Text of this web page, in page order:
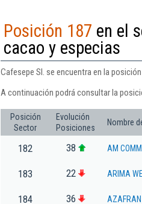
Posición 187 en el
cacao y especias
Cafesepe Sl. se encuentra en la
A continuación podrá consultar la
Posición
Sector
Evolución
Posiciones
Nombre
182 38 AM
183 22 ARIMA
184 36 AZAFRAN